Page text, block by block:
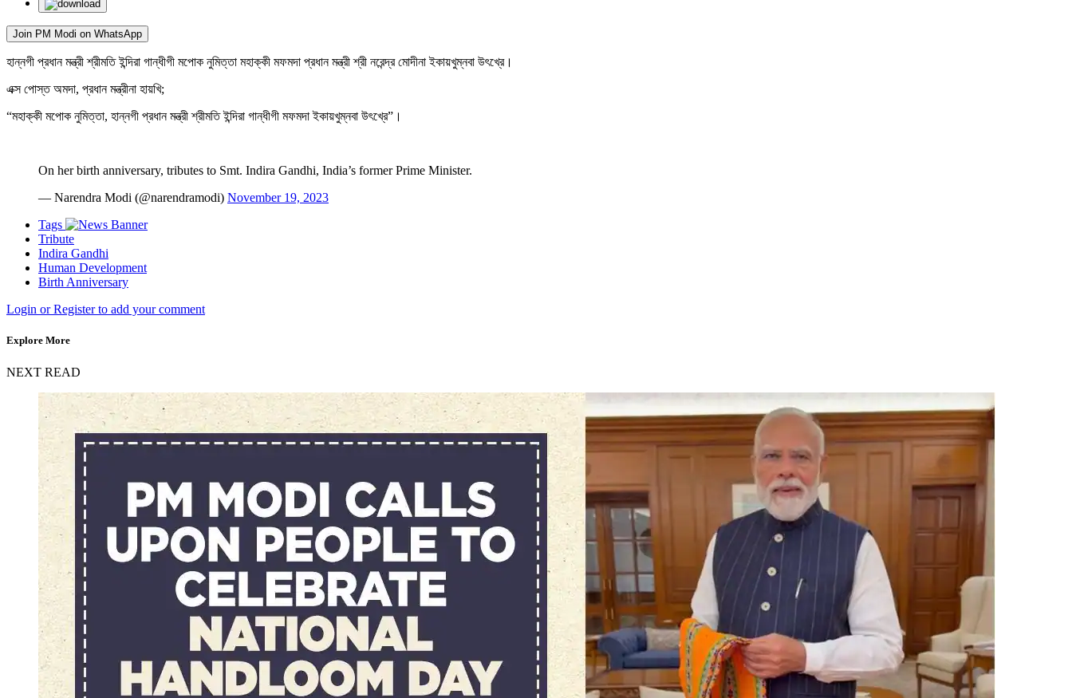
Join PM Modi on WhatsApp
হান্নগী প্রধান মন্ত্রী শ্রীমতি ইন্দিরা গান্ধীগী মপোক নুমিত্তা মহাক্কী মফমদা প্রধান মন্ত্রী শ্রী নরেন্দ্র মোদীনা ইকায়খুম্নবা উৎখ্রে।
এক্স পোস্ত অমদা, প্রধান মন্ত্রীনা হায়খি;
“মহাক্কী মপোক নুমিত্তা, হান্নগী প্রধান মন্ত্রী শ্রীমতি ইন্দিরা গান্ধীগী মফমদা ইকায়খুম্নবা উৎখ্রে”।
On her birth anniversary, tributes to Smt. Indira Gandhi, India’s former Prime Minister.
— Narendra Modi (@narendramodi) November 19, 2023
Tags
Tribute
Indira Gandhi
Human Development
Birth Anniversary
Login or Register to add your comment
Explore More
NEXT READ